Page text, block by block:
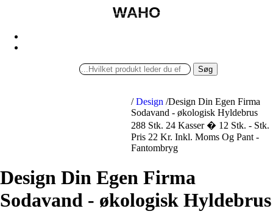
WAHO
WAHO
Søg
/ Design /Design Din Egen Firma
Sodavand - økologisk Hyldebrus
288 Stk. 24 Kasser � 12 Stk. - Stk.
Pris 22 Kr. Inkl. Moms Og Pant -
Fantombryg
Design Din Egen Firma
Sodavand - økologisk Hyldebrus